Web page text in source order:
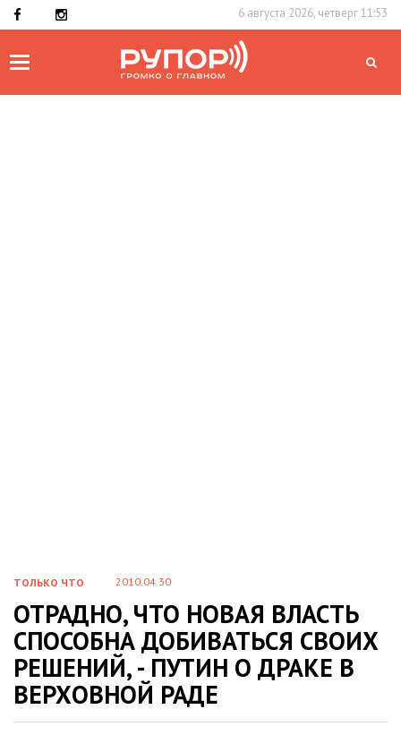
6 августа 2026, четверг 11:53
Toggle
ТОЛЬКО ЧТО 2010.04.30
ОТРАДНО, ЧТО НОВАЯ ВЛАСТЬ
СПОСОБНА ДОБИВАТЬСЯ СВОИХ
РЕШЕНИЙ, - ПУТИН О ДРАКЕ В
ВЕРХОВНОЙ РАДЕ